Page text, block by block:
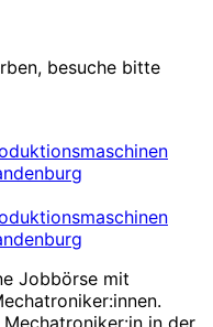
besuche bitte
Jobbörse mit
in der